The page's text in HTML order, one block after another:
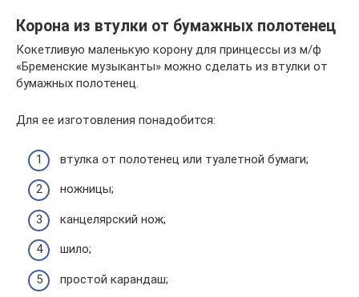
Корона из втулки от бумажных полотенец
Кокетливую маленькую корону для принцессы из м/ф
«Бременские музыканты» можно сделать из втулки от
бумажных полотенец.
Для ее изготовления понадобится:
втулка от полотенец или туалетной бумаги;
ножницы;
канцелярский нож;
шило;
простой карандаш;